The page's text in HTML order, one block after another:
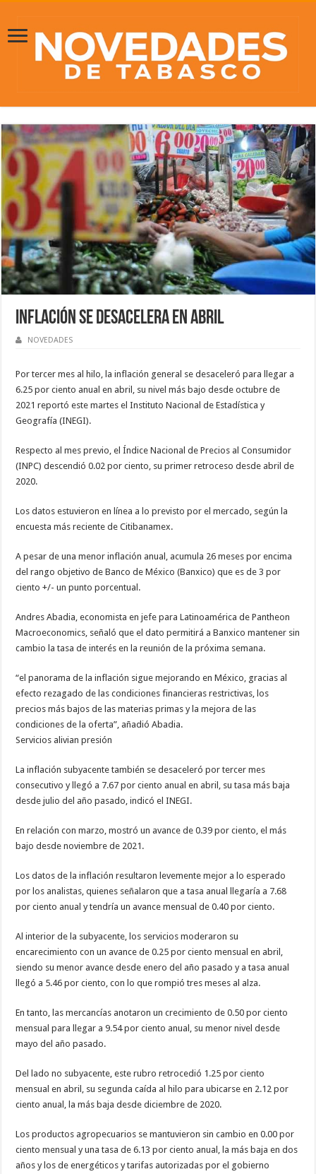
Inflación se desacelera en abril
NOVEDADES
Por tercer mes al hilo, la inflación general se desaceleró para llegar a
6.25 por ciento anual en abril, su nivel más bajo desde octubre de
2021 reportó este martes el Instituto Nacional de Estadística y
Geografía (INEGI).
Respecto al mes previo, el Índice Nacional de Precios al Consumidor
(INPC) descendió 0.02 por ciento, su primer retroceso desde abril de
2020.
Los datos estuvieron en línea a lo previsto por el mercado, según la
encuesta más reciente de Citibanamex.
A pesar de una menor inflación anual, acumula 26 meses por encima
del rango objetivo de Banco de México (Banxico) que es de 3 por
ciento +/- un punto porcentual.
Andres Abadia, economista en jefe para Latinoamérica de Pantheon
Macroeconomics, señaló que el dato permitirá a Banxico mantener sin
cambio la tasa de interés en la reunión de la próxima semana.
“el panorama de la inflación sigue mejorando en México, gracias al
efecto rezagado de las condiciones financieras restrictivas, los
precios más bajos de las materias primas y la mejora de las
condiciones de la oferta”, añadió Abadia.
Servicios alivian presión
La inflación subyacente también se desaceleró por tercer mes
consecutivo y llegó a 7.67 por ciento anual en abril, su tasa más baja
desde julio del año pasado, indicó el INEGI.
En relación con marzo, mostró un avance de 0.39 por ciento, el más
bajo desde noviembre de 2021.
Los datos de la inflación resultaron levemente mejor a lo esperado
por los analistas, quienes señalaron que a tasa anual llegaría a 7.68
por ciento anual y tendría un avance mensual de 0.40 por ciento.
Al interior de la subyacente, los servicios moderaron su
encarecimiento con un avance de 0.25 por ciento mensual en abril,
siendo su menor avance desde enero del año pasado y a tasa anual
llegó a 5.46 por ciento, con lo que rompió tres meses al alza.
En tanto, las mercancías anotaron un crecimiento de 0.50 por ciento
mensual para llegar a 9.54 por ciento anual, su menor nivel desde
mayo del año pasado.
Del lado no subyacente, este rubro retrocedió 1.25 por ciento
mensual en abril, su segunda caída al hilo para ubicarse en 2.12 por
ciento anual, la más baja desde diciembre de 2020.
Los productos agropecuarios se mantuvieron sin cambio en 0.00 por
ciento mensual y una tasa de 6.13 por ciento anual, la más baja en dos
años y los de energéticos y tarifas autorizadas por el gobierno